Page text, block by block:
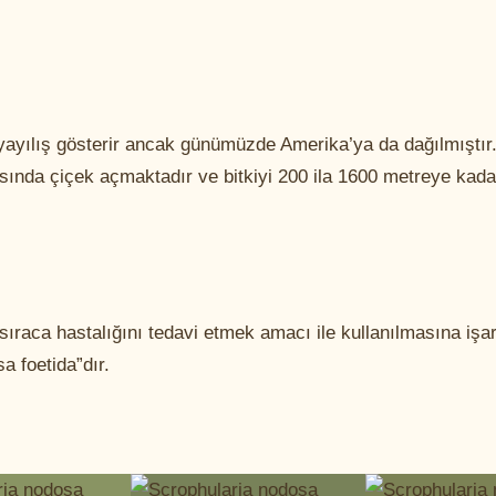
gösterir ancak günümüzde Amerika’ya da dağılmıştır.
çiçek açmaktadır ve bitkiyi 200 ila 1600 metreye
hastalığını tedavi etmek amacı ile kullanılmasına
foetida”dır.